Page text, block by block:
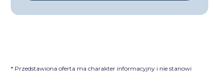
* Przedstawiona oferta ma charakter informacyjny i nie stanowi